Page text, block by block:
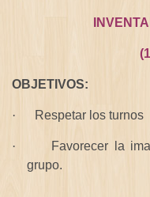
OBJETIVOS:
· Respetar los turnos
·
Favorecer la
grupo.